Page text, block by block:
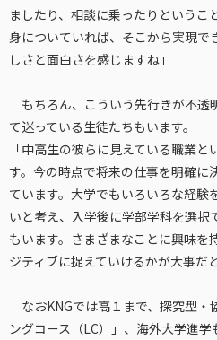
ましたり、相談に乗ったりという
身についていれば、そこから実現で
しさと面白さを感じますね」
もちろん、こういう先行きが不透
て迷っている生徒たちもいます。
「中高生の彼らに見えている職業
す。今の時点で将来の仕事を明確に
ています。大学でもいろいろな経験
いと考え、入学後に学部学科を選択
もいます。さまざまなことに興味を
ジティブに捉えていけるかが大事だ
なおKNGでは高１まで、探究型・
ングコース（LC）」、海外大学進